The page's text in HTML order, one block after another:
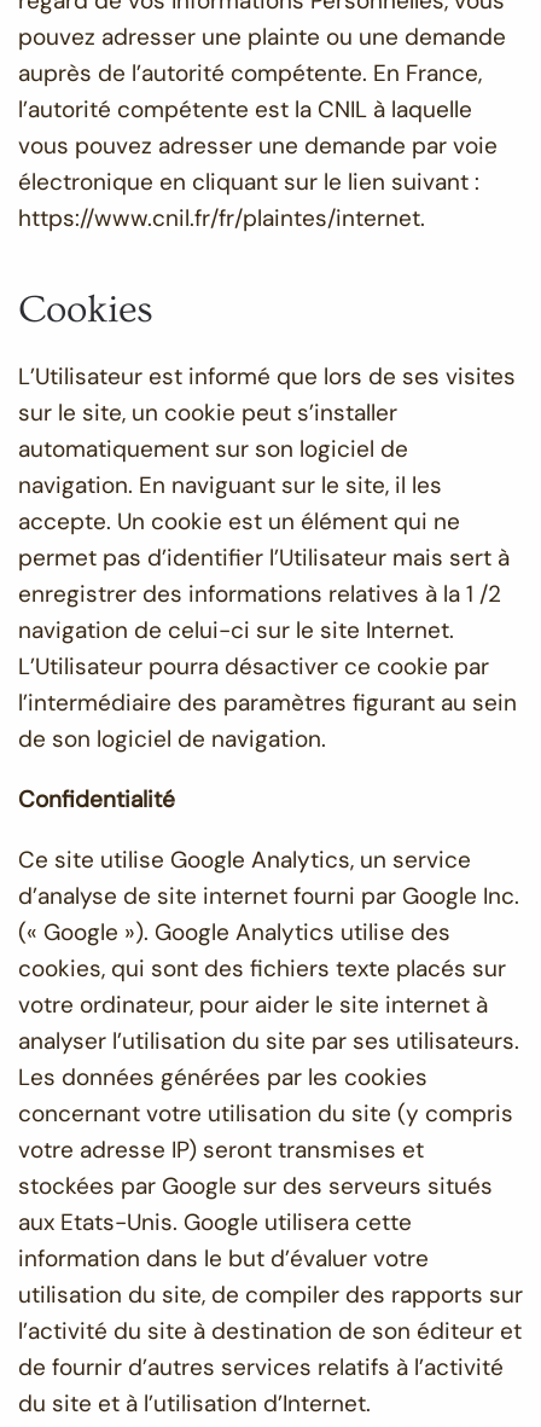
pouvez adresser une plainte ou une demande
auprès de l’autorité compétente. En France,
l’autorité compétente est la CNIL à laquelle
vous pouvez adresser une demande par voie
électronique en cliquant sur le lien suivant :
https://www.cnil.fr/fr/plaintes/internet.
Cookies
L’Utilisateur est informé que lors de ses visites
sur le site, un cookie peut s’installer
automatiquement sur son logiciel de
navigation. En naviguant sur le site, il les
accepte. Un cookie est un élément qui ne
permet pas d’identifier l’Utilisateur mais sert à
enregistrer des informations relatives à la 1 /2
navigation de celui-ci sur le site Internet.
L’Utilisateur pourra désactiver ce cookie par
l’intermédiaire des paramètres figurant au sein
de son logiciel de navigation.
Confidentialité
Ce site utilise Google Analytics, un service
d’analyse de site internet fourni par Google Inc.
(« Google »). Google Analytics utilise des
cookies, qui sont des fichiers texte placés sur
votre ordinateur, pour aider le site internet à
analyser l’utilisation du site par ses utilisateurs.
Les données générées par les cookies
concernant votre utilisation du site (y compris
votre adresse IP) seront transmises et
stockées par Google sur des serveurs situés
aux Etats-Unis. Google utilisera cette
information dans le but d’évaluer votre
utilisation du site, de compiler des rapports sur
l’activité du site à destination de son éditeur et
de fournir d’autres services relatifs à l’activité
du site et à l’utilisation d’Internet.